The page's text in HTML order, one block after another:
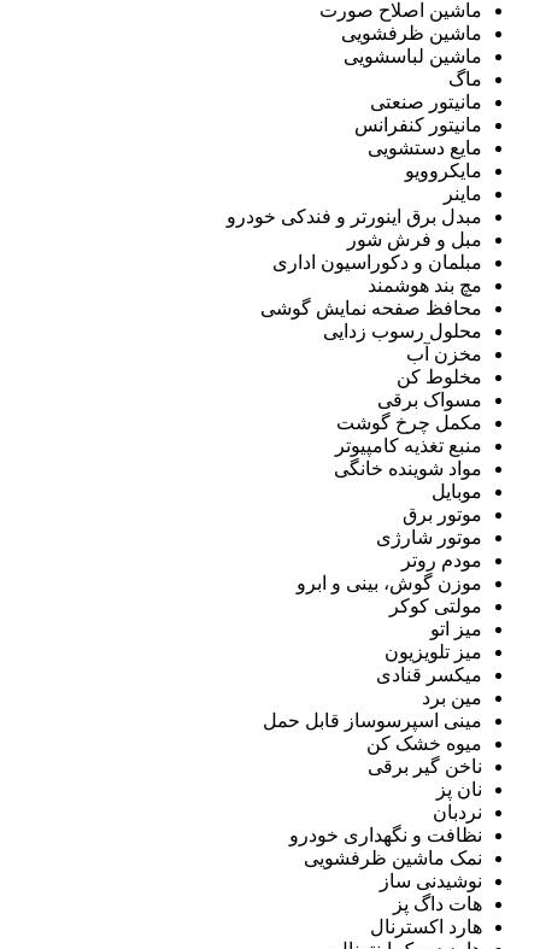
ماشین اصلاح صورت
ماشین ظرفشویی
ماشین لباسشویی
ماگ
مانیتور صنعتی
مانیتور کنفرانس
مایع دستشویی
مایکروویو
ماینر
مبدل برق اینورتر و فندکی خودرو
مبل و فرش شور
مبلمان و دکوراسیون اداری
مچ بند هوشمند
محافظ صفحه نمایش گوشی
محلول رسوب زدایی
مخزن آب
مخلوط کن
مسواک برقی
مکمل چرخ گوشت
منبع تغذیه کامپیوتر
مواد شوینده خانگی
موبایل
موتور برق
موتور شارژی
مودم روتر
موزن گوش، بینی و ابرو
مولتی کوکر
میز اتو
میز تلویزیون
میکسر قنادی
مین برد
مینی اسپرسوساز قابل حمل
میوه خشک کن
ناخن گیر برقی
نان پز
نردبان
نظافت و نگهداری خودرو
نمک ماشین ظرفشویی
نوشیدنی ساز
هات داگ پز
هارد اکسترنال